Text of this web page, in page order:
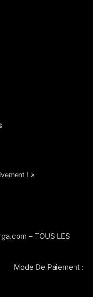
! »
– TOUS LES
Mode De Paiement :